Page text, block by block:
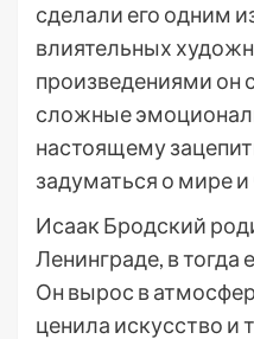
сделали его одним
влиятельных
произведениями он
сложные
настоящему
задуматься о мире
Исаак Бродский
Ленинграде, в тогда
Он вырос в
ценила искусство и